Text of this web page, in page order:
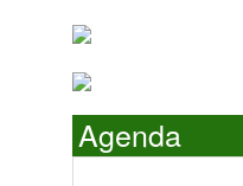
Agenda